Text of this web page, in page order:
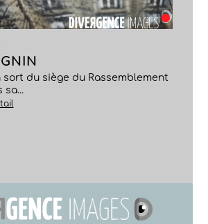
sort du siège du Rassemblement
sa...